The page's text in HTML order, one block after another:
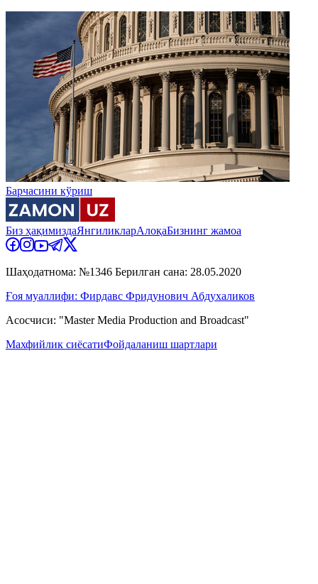
Барчасини кўриш
Биз ҳақимиздаЯнгиликларАлоқаБизнинг жамоа
Шаҳодатнома: №1346 Берилган сана: 28.05.2020
Ғоя муаллифи: Фирдавс Фридунович Абдухаликов
Асосчиси: "Master Media Production and Broadcast"
Махфийлик сиёсатиФойдаланиш шартлари